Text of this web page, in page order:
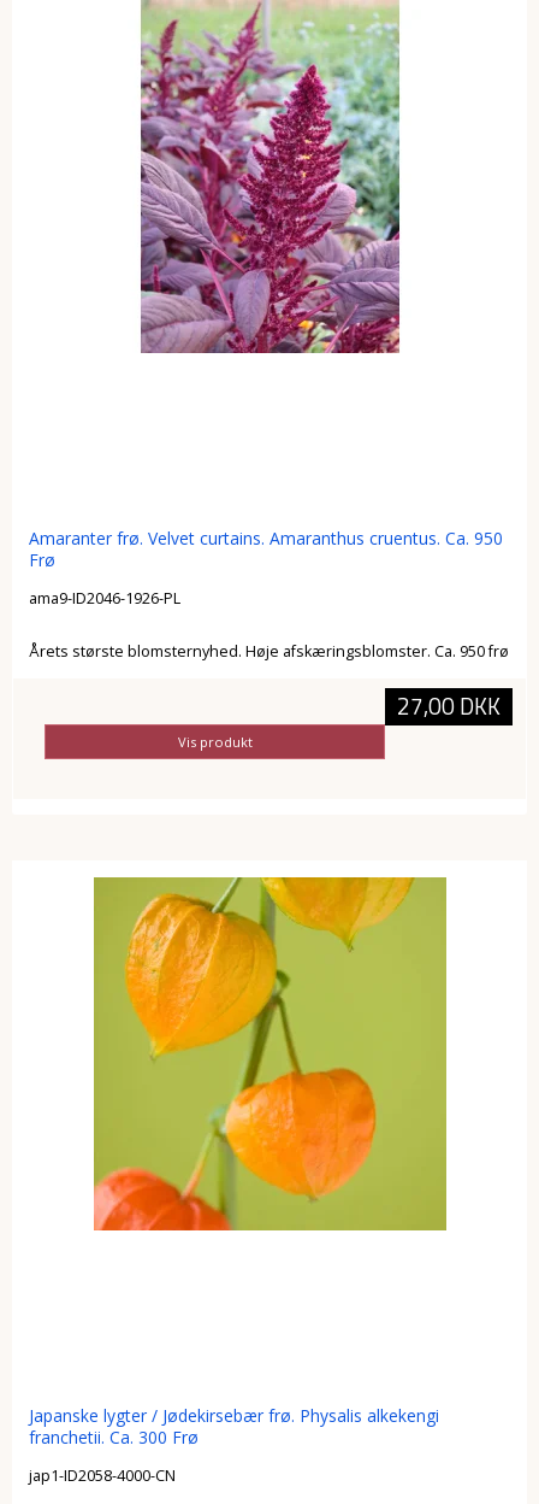
Amaranter frø. Velvet curtains. Amaranthus cruentus. Ca. 950
Frø
ama9-ID2046-1926-PL
Årets største blomsternyhed. Høje afskæringsblomster. Ca. 950 frø
27,00 DKK
Vis produkt
Japanske lygter / Jødekirsebær frø. Physalis alkekengi
franchetii. Ca. 300 Frø
jap1-ID2058-4000-CN